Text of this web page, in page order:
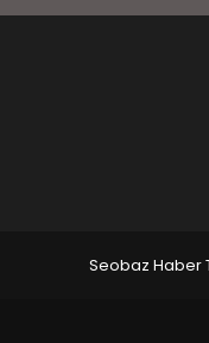
Seobaz Haber